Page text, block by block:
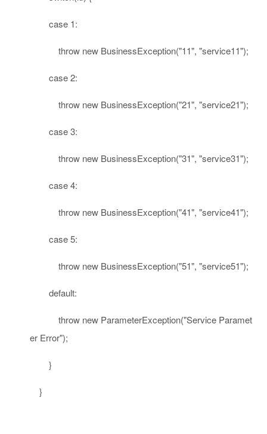
case 1:
throw new BusinessException("11", "service11");
case2:
throw new BusinessException("21", "service21");
case3:
throw new BusinessException("31", "service31");
case4:
throw new BusinessException("41", "service41");
case5:
throw new BusinessException("51", "service51");
default:
throw new ParameterException("Service Paramet
er Error");
}
}